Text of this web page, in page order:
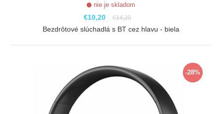
nie je skladom
€10,20 €14,20
Bezdrôtové slúchadlá s BT cez hlavu - biela
-28%